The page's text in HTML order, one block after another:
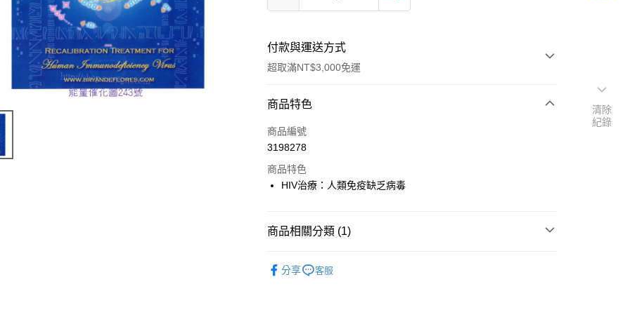
付款與運送方式
超取滿NT$3,000免運
付款方式
信用卡一次付款
LINE Pay
街口支付
商品特色
商品編號
3198278
商品特色
HIV治療：人類免疫缺乏病毒
商品相關分類 (1)
分享
客服
清除
紀錄